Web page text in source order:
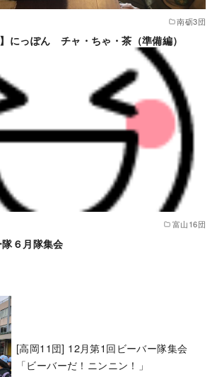
南砺3団
にっぽん チャ・ちゃ・茶（準備編）
富山16団
６月隊集会
[高岡11団] 12月第1回ビーバー隊集会
「ビーバーだ！ニンニン！」